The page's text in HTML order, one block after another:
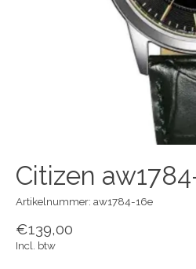
Citizen
Artikelnummer: aw1784-16e
€139,00
Incl. btw